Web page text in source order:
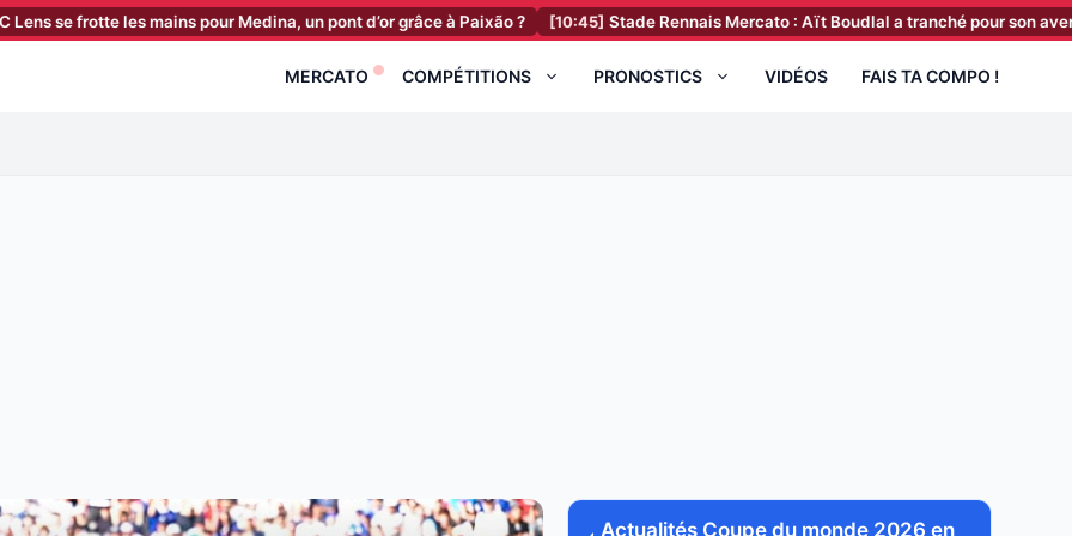
les mains pour Medina, un pont d’or grâce à Paixão ? [10:45] Stade Rennais Mercato : Aït Boudlal a tranché pour son avenir, Rennes
MERCATO COMPÉTITIONS PRONOSTICS VIDÉOS FAIS TA COMPO !
Actualités Coupe du monde 2026 en